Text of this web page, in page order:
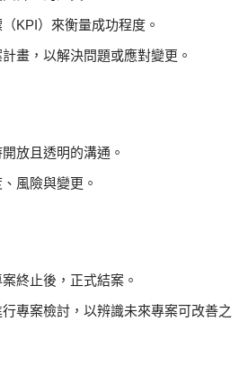
KPI）來衡量成功程度。
畫，以解決問題或應對變更。
放且透明的溝通。
風險與變更。
終止後，正式結案。
專案檢討，以辨識未來專案可改善之